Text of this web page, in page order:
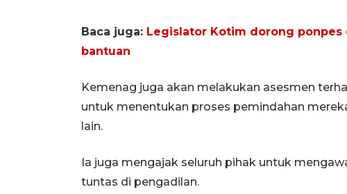
Baca juga: Legislator Kotim dorong ponpes
bantuan
Kemenag juga akan melakukan asesmen
untuk menentukan proses pemindahan
lain.
Ia juga mengajak seluruh pihak untuk
tuntas di pengadilan.